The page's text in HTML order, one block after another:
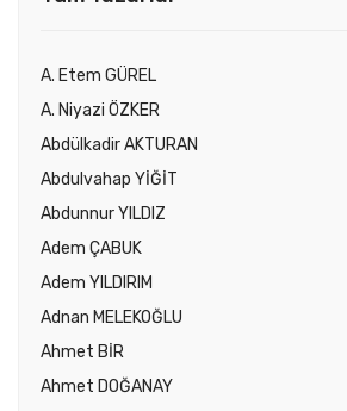
A. Etem GÜREL
A. Niyazi ÖZKER
Abdülkadir AKTURAN
Abdulvahap YİĞİT
Abdunnur YILDIZ
Adem ÇABUK
Adem YILDIRIM
Adnan MELEKOĞLU
Ahmet BİR
Ahmet DOĞANAY